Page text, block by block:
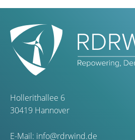
Hollerithallee 6
30419 Hannover
E-Mail: info@rdrwind.de